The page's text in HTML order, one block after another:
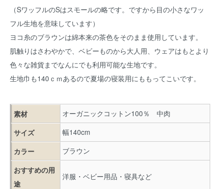
（SワッフルのSはスモールの略です。ですから目の小さなワッ
フル生地を意味しています）
ヨコ糸のブラウンは綿本来の茶色をそのまま使用しています。
肌触りはさわやかで、ベビーものから大人用、ウェアはもとより
色々な雑貨までなんにでも利用可能な生地です。
生地巾も140ｃｍあるので夏場の寝装用にももってこいです。
素材
オーガニックコットン100％ 中肉
サイズ
幅140cm
カラー
ブラウン
おすすめの用
途
洋服・ベビー用品・寝具など